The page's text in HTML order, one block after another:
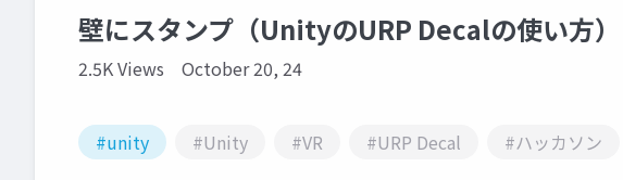
壁にスタンプ（UnityのURP Decalの使い方）
2.5K Views October 20, 24
#unity #Unity #VR #URP Decal #ハッカソン